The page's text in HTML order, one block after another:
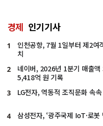
경제 인기기사
1
인천공항, 7월 1일부터 제2여
치
2
네이버, 2026년 1분기 매출
5,418억 원 기록
3 LG전자, 역동적 조직문화 속
4 삼성전자, ‘광주국제 IoT·로봇